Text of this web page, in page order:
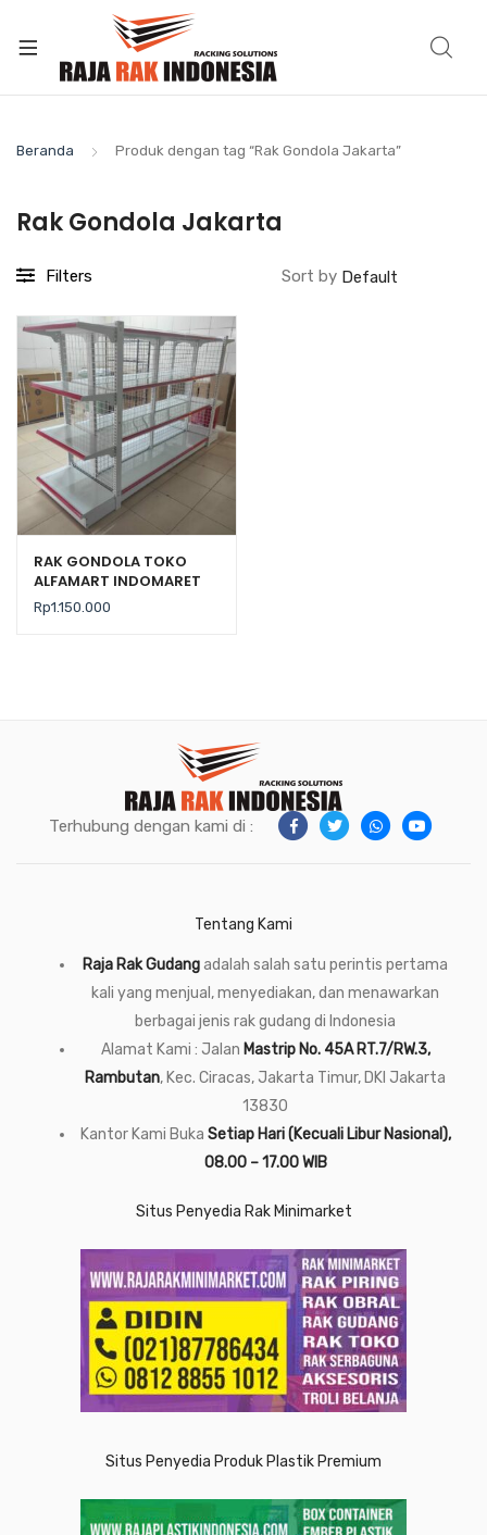
Beranda Produk dengan tag “Rak Gondola Jakarta”
Rak Gondola Jakarta
Filters Sort by
RAK GONDOLA TOKO
ALFAMART INDOMARET
TIPE RR-150 RAJA RAK
Rp1.150.000
Terhubung dengan kami di :
Tentang Kami
Raja Rak Gudangadalah salah satu perintis pertama
kali yang menjual, menyediakan, dan menawarkan
berbagai jenis rak gudang di Indonesia
Alamat Kami : Jalan Mastrip No. 45A RT.7/RW.3,
Rambutan, Kec. Ciracas, Jakarta Timur, DKI Jakarta
13830
Kantor Kami Buka Setiap Hari (Kecuali Libur Nasional),
08.00 – 17.00 WIB
Situs Penyedia Rak Minimarket
Situs Penyedia Produk Plastik Premium